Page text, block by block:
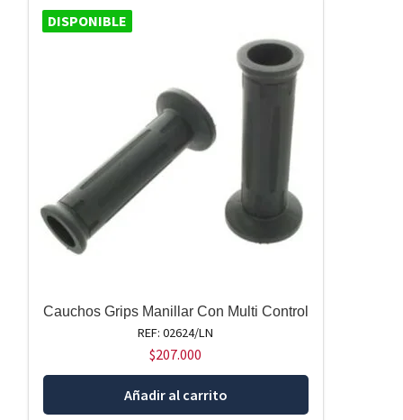
DISPONIBLE
Cauchos Grips Manillar Con Multi Control
REF: 02624/LN
$207.000
Añadir al carrito